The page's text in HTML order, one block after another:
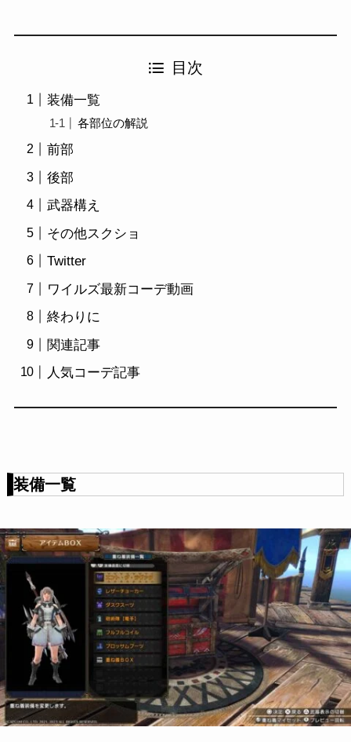
目次
装備一覧
各部位の解説
前部
後部
武器構え
その他スクショ
Twitter
ワイルズ最新コーデ動画
終わりに
関連記事
人気コーデ記事
装備一覧